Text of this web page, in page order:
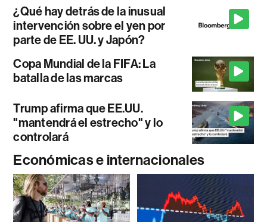
¿Qué hay detrás de la inusual
intervención sobre el yen por
parte de EE. UU. y Japón?
Copa Mundial de la FIFA: La
batalla de las marcas
Trump afirma que EE.UU.
"mantendrá el estrecho" y lo
controlará
Económicas e internacionales